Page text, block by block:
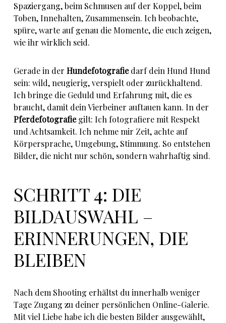
Spaziergang, beim Schmusen auf der Koppel, beim
Toben, Innehalten, Zusammensein. Ich beobachte,
spüre, warte auf genau die Momente, die euch zeigen,
wie ihr wirklich seid.
Gerade in derHundefotografiedarf dein Hund Hund
sein: wild, neugierig, verspielt oder zurückhaltend.
Ich bringe die Geduld und Erfahrung mit, die es
braucht, damit dein Vierbeiner auftauen kann. In der
Pferdefotografiegilt: Ich fotografiere mit Respekt
und Achtsamkeit. Ich nehme mir Zeit, achte auf
Körpersprache, Umgebung, Stimmung. So entstehen
Bilder, die nicht nur schön, sondern wahrhaftig sind.
SCHRITT 4: DIE
BILDAUSWAHL –
ERINNERUNGEN, DIE
BLEIBEN
Nach dem Shooting erhältst du innerhalb weniger
Tage Zugang zu deiner persönlichen Online-Galerie.
Mit viel Liebe habe ich die besten Bilder ausgewählt,